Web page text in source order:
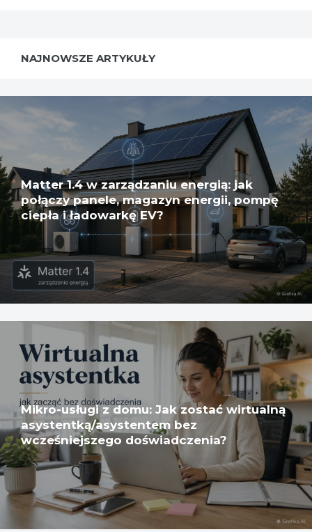
NAJNOWSZE ARTYKUŁY
Matter 1.4 w zarządzaniu energią: jak
połączy panele, magazyn energii, pompę
ciepła i ładowarkę EV?
Mikro-usługi z domu: Jak zostać wirtualną
asystentką/asystentem bez
wcześniejszego doświadczenia?